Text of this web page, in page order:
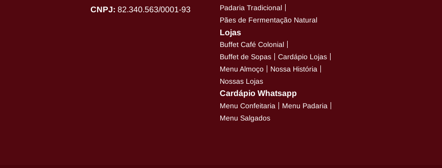
CNPJ: 82.340.563/0001-93
Padaria Tradicional
Pães de Fermentação Natural
Lojas
Buffet Café Colonial
Buffet de Sopas
Cardápio Lojas
Menu Almoço
Nossa História
Nossas Lojas
Cardápio Whatsapp
Menu Confeitaria
Menu Padaria
Menu Salgados